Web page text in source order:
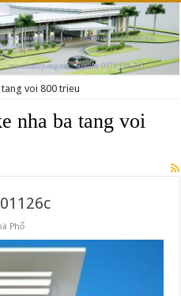
voi 800 trieu
nha ba tang voi
Phố